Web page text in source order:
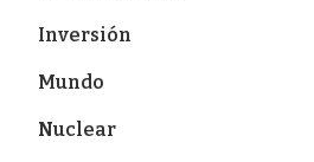
Inversión
Mundo
Nuclear